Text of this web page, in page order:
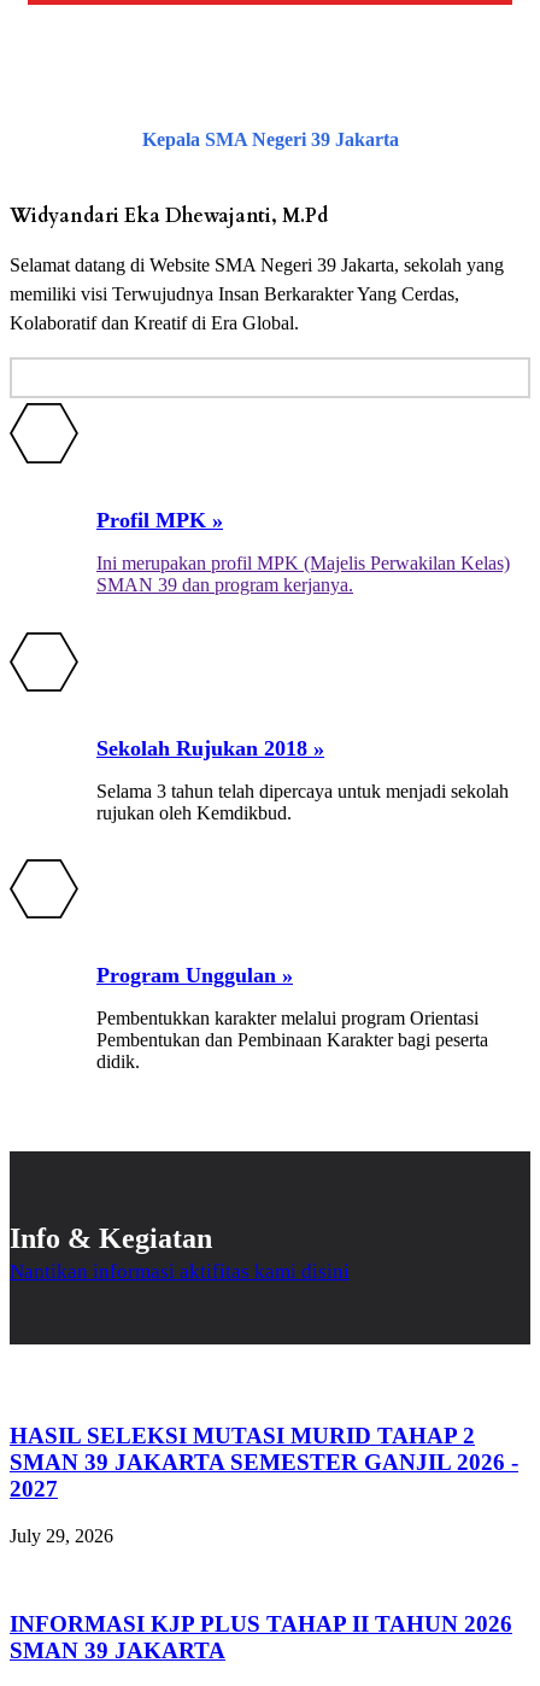
Kepala SMA Negeri 39 Jakarta
Widyandari Eka Dhewajanti, M.Pd
Selamat datang di Website SMA Negeri 39 Jakarta, sekolah yang
memiliki visi Terwujudnya Insan Berkarakter Yang Cerdas,
Kolaboratif dan Kreatif di Era Global.
Profil MPK »
Ini merupakan profil MPK (Majelis Perwakilan Kelas)
SMAN 39 dan program kerjanya.
Sekolah Rujukan 2018 »
Selama 3 tahun telah dipercaya untuk menjadi sekolah
rujukan oleh Kemdikbud.
Program Unggulan »
Pembentukkan karakter melalui program Orientasi
Pembentukan dan Pembinaan Karakter bagi peserta
didik.
Info & Kegiatan
Nantikan informasi aktifitas kami disini
HASIL SELEKSI MUTASI MURID TAHAP 2
SMAN 39 JAKARTA SEMESTER GANJIL 2026 -
2027
July 29, 2026
INFORMASI KJP PLUS TAHAP II TAHUN 2026
SMAN 39 JAKARTA